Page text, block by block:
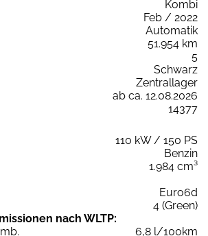
Kombi
Feb / 2022
Automatik
51.954 km
5
Schwarz
Zentrallager
ab ca. 12.08.2026
14377
110 kW / 150 PS
Benzin
1.984 cm³
Euro6d
4 (Green)
nach WLTP:
6,8 l/100km